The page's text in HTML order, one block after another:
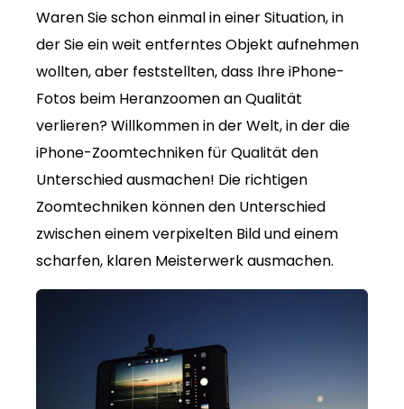
Waren Sie schon einmal in einer Situation, in
der Sie ein weit entferntes Objekt aufnehmen
wollten, aber feststellten, dass Ihre iPhone-
Fotos beim Heranzoomen an Qualität
verlieren? Willkommen in der Welt, in der die
iPhone-Zoomtechniken für Qualität den
Unterschied ausmachen! Die richtigen
Zoomtechniken können den Unterschied
zwischen einem verpixelten Bild und einem
scharfen, klaren Meisterwerk ausmachen.